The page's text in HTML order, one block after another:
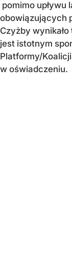
pomimo upływu
obowiązujących
Czyżby
jest istotnym
Platformy/
w oświadczeniu.